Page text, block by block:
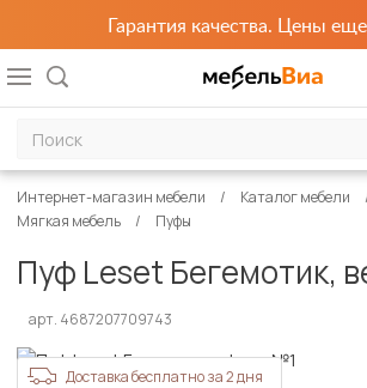
Гарантия качества. Цены
Интернет-магазин мебели
Каталог мебели
Мягкая мебель
Пуфы
Пуф Leset Бегемотик,
арт. 4687207709743
Доставка бесплатно за 2 дня